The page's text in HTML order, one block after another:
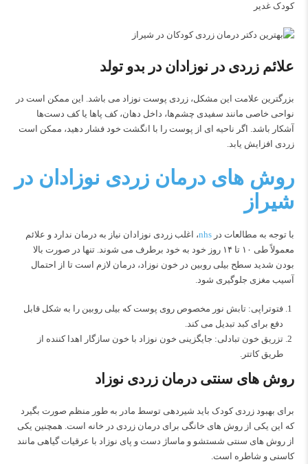
کودک غدیر
علائم زردی در نوزادان در بدو تولد
بزرگترین علامت این مشکل، زردی پوست نوزاد می باشد. این ممکن است در
نواحی خاصی مانند سفیدی چشم‌ها، داخل دهان، کف پاها یا کف دست‌ها
آشکار باشد. اگر ناحیه ای از پوست را با انگشت خود فشار دهید، ممکن است
زردی افزایش یابد.
روش های درمان زردی نوزادان در
شیراز
با توجه به مطالعات در nhs، اغلب زردی نوزادان نیاز به درمان ندارد و علائم
معمولاً طی ۱۰ تا ۱۴ روز خود به‌ خود برطرف می‌ شوند. تنها در صورت بالا
بودن شدید سطح بیلی‌ روبین در خون نوزاد، درمان لازم است تا از احتمال
آسیب مغزی جلوگیری شود.
فتوتراپی: تابش نور مخصوص روی پوست که بیلی‌ روبین را به شکل قابل
دفع برای کبد تبدیل می‌ کند.
تزریق خون تبادلی: جایگزینی خون نوزاد با خون سازگار اهدا کننده از
طریق کاتتر.
روش های سنتی درمان زردی نوزاد
برای بهبود زردی کودک باید شیردهی توسط مادر به طور منظم صورت بگیرد
که این یکی از روش های خانگی برای درمان زردی در خانه است. همچنین یکی
از روش های سنتی شستشو و ماساژ دست و پای نوزاد با عرقیات گیاهی مانند
کاسنی و شاطره است.